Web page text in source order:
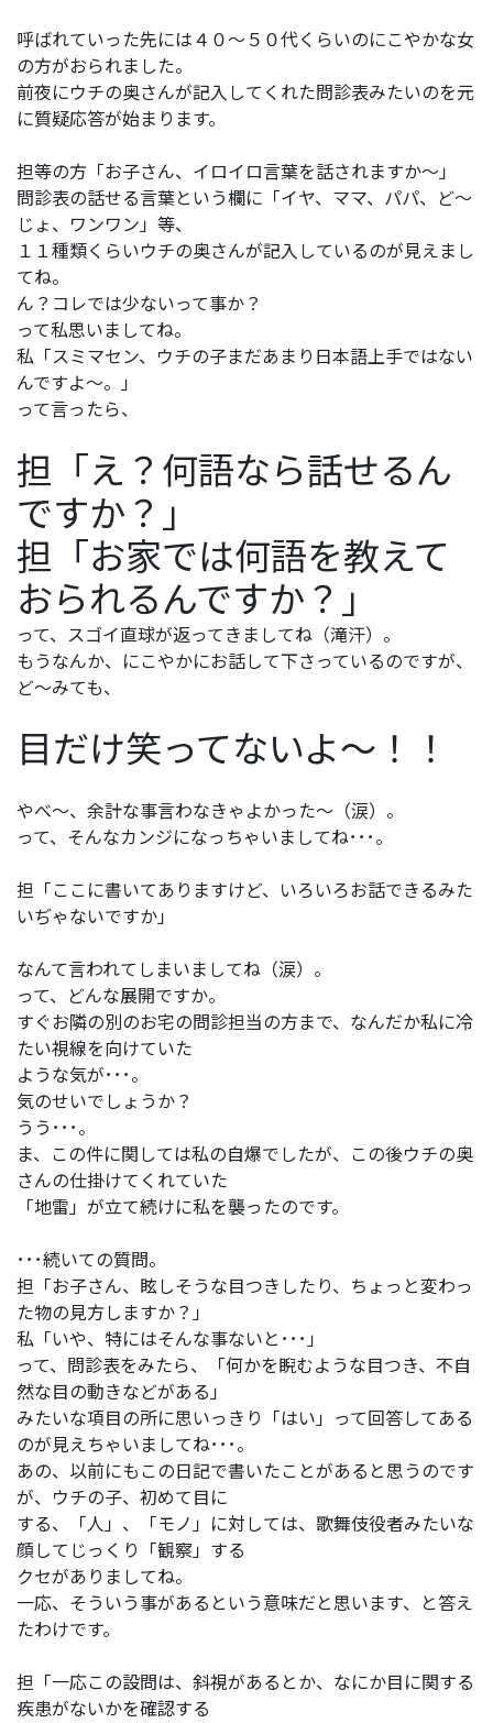
呼ばれていった先には４０～５０代くらいのにこやかな女
の方がおられました。
前夜にウチの奥さんが記入してくれた問診表みたいのを元
に質疑応答が始まります。
担等の方「お子さん、イロイロ言葉を話されますか～」
問診表の話せる言葉という欄に「イヤ、ママ、パパ、ど～
じょ、ワンワン」等、
１１種類くらいウチの奥さんが記入しているのが見えまし
てね。
ん？コレでは少ないって事か？
って私思いましてね。
私「スミマセン、ウチの子まだあまり日本語上手ではない
んですよ～。」
って言ったら、
担「え？何語なら話せるん
ですか？」
担「お家では何語を教えて
おられるんですか？」
って、スゴイ直球が返ってきましてね（滝汗）。
もうなんか、にこやかにお話して下さっているのですが、
ど～みても、
目だけ笑ってないよ～！！
やべ～、余計な事言わなきゃよかった～（涙）。
って、そんなカンジになっちゃいましてね･･･。
担「ここに書いてありますけど、いろいろお話できるみた
いぢゃないですか」
なんて言われてしまいましてね（涙）。
って、どんな展開ですか。
すぐお隣の別のお宅の問診担当の方まで、なんだか私に冷
たい視線を向けていた
ような気が･･･。
気のせいでしょうか？
うう･･･。
ま、この件に関しては私の自爆でしたが、この後ウチの奥
さんの仕掛けてくれていた
「地雷」が立て続けに私を襲ったのです。
･･･続いての質問。
担「お子さん、眩しそうな目つきしたり、ちょっと変わっ
た物の見方しますか？」
私「いや、特にはそんな事ないと･･･」
って、問診表をみたら、「何かを睨むような目つき、不自
然な目の動きなどがある」
みたいな項目の所に思いっきり「はい」って回答してある
のが見えちゃいましてね･･･。
あの、以前にもこの日記で書いたことがあると思うのです
が、ウチの子、初めて目に
する、「人」、「モノ」に対しては、歌舞伎役者みたいな
顔してじっくり「観察」する
クセがありましてね。
一応、そういう事があるという意味だと思います、と答え
たわけです。
担「一応この設問は、斜視があるとか、なにか目に関する
疾患がないかを確認する